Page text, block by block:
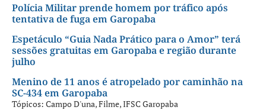
Polícia Militar prende homem por tráfico após
tentativa de fuga em Garopaba
Espetáculo “Guia Nada Prático para o Amor” terá
sessões gratuitas em Garopaba e região durante
julho
Menino de 11 anos é atropelado por caminhão na
SC-434 em Garopaba
Tópicos: Campo D'una,Filme,IFSC Garopaba